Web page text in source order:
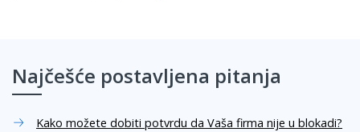
Najčešće postavljena pitanja
Kako možete dobiti potvrdu da Vaša firma nije u blokadi?